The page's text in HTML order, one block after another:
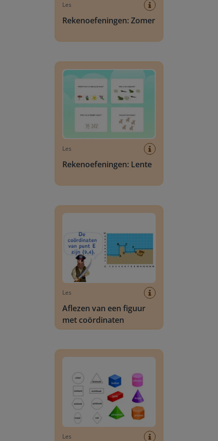
Les
Rekenoefeningen: Zomer
Les
Rekenoefeningen: Lente
Les
Aflezen van een figuur
met coördinaten
Les